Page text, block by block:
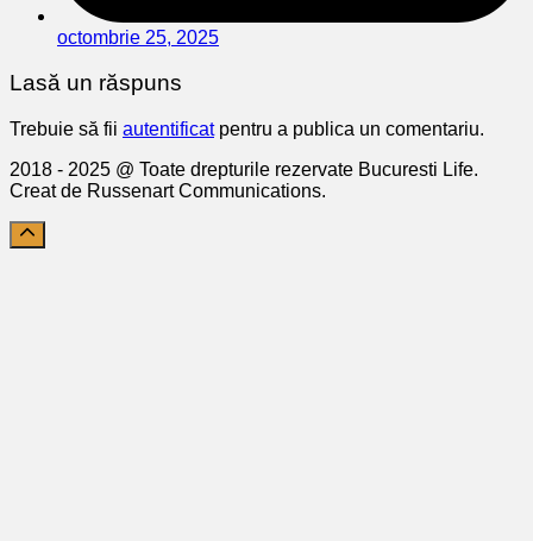
octombrie 25, 2025
Lasă un răspuns
Trebuie să fii autentificatpentru a publica un comentariu.
2018 - 2025 @ Toate drepturile rezervate Bucuresti Life.
Creat de Russenart Communications.